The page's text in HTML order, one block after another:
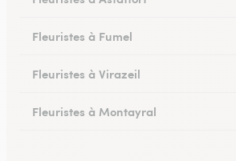
Fleuristes à Fumel
Fleuristes à Virazeil
Fleuristes à Montayral